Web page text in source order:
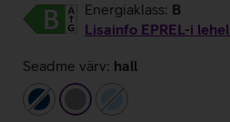
Energiaklass: B
Lisainfo EPREL-i lehel
Seadme värv: hall
tumesinine
hall helesinine